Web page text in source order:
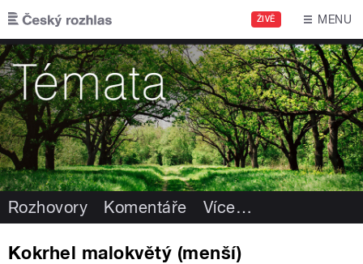
Přejít k hlavnímu obsahu
ŽIVĚ MENU
Rozhovory Komentáře Více…
Kokrhel malokvětý (menší)